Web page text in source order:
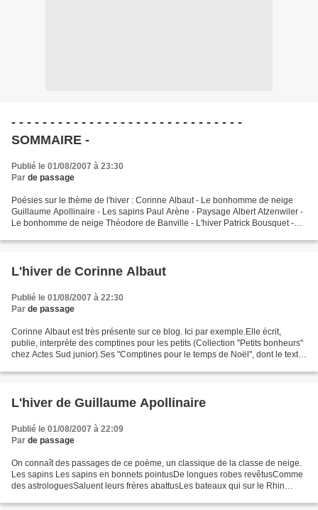
- - - - - - - - - - - - - - - - - - - - - - - - - - - - - -
SOMMAIRE -
Publié le 01/08/2007 à 23:30
Par de passage
Poésies sur le thème de l'hiver : Corinne Albaut - Le bonhomme de neige
Guillaume Apollinaire - Les sapins Paul Arène - Paysage Albert Atzenwiler -
Le bonhomme de neige Théodore de Banville - L'hiver Patrick Bousquet -
L'hiver de Corinne Albaut
Publié le 01/08/2007 à 22:30
Par de passage
Corinne Albaut est très présente sur ce blog. Ici par exemple.Elle écrit,
publie, interprète des comptines pour les petits (Collection "Petits bonheurs"
chez Actes Sud junior).Ses "Comptines pour le temps de Noël", dont le texte
L'hiver de Guillaume Apollinaire
Publié le 01/08/2007 à 22:09
Par de passage
On connaît des passages de ce poème, un classique de la classe de neige.
Les sapins Les sapins en bonnets pointusDe longues robes revêtusComme
des astrologuesSaluent leurs frères abattusLes bateaux qui sur le Rhin